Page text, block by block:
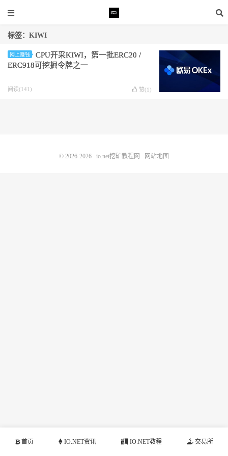
标签：KIWI
网上赚钱
CPU开采KIWI，第一批ERC20 /
ERC918可挖掘令牌之一
阅读(141) 赞(1 )
首页 IO.NET资讯 IO.NET教程 交易所
© 2026-2026 io.net挖矿教程网 网站地图